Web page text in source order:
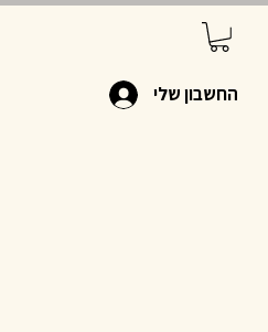
החשבון שלי